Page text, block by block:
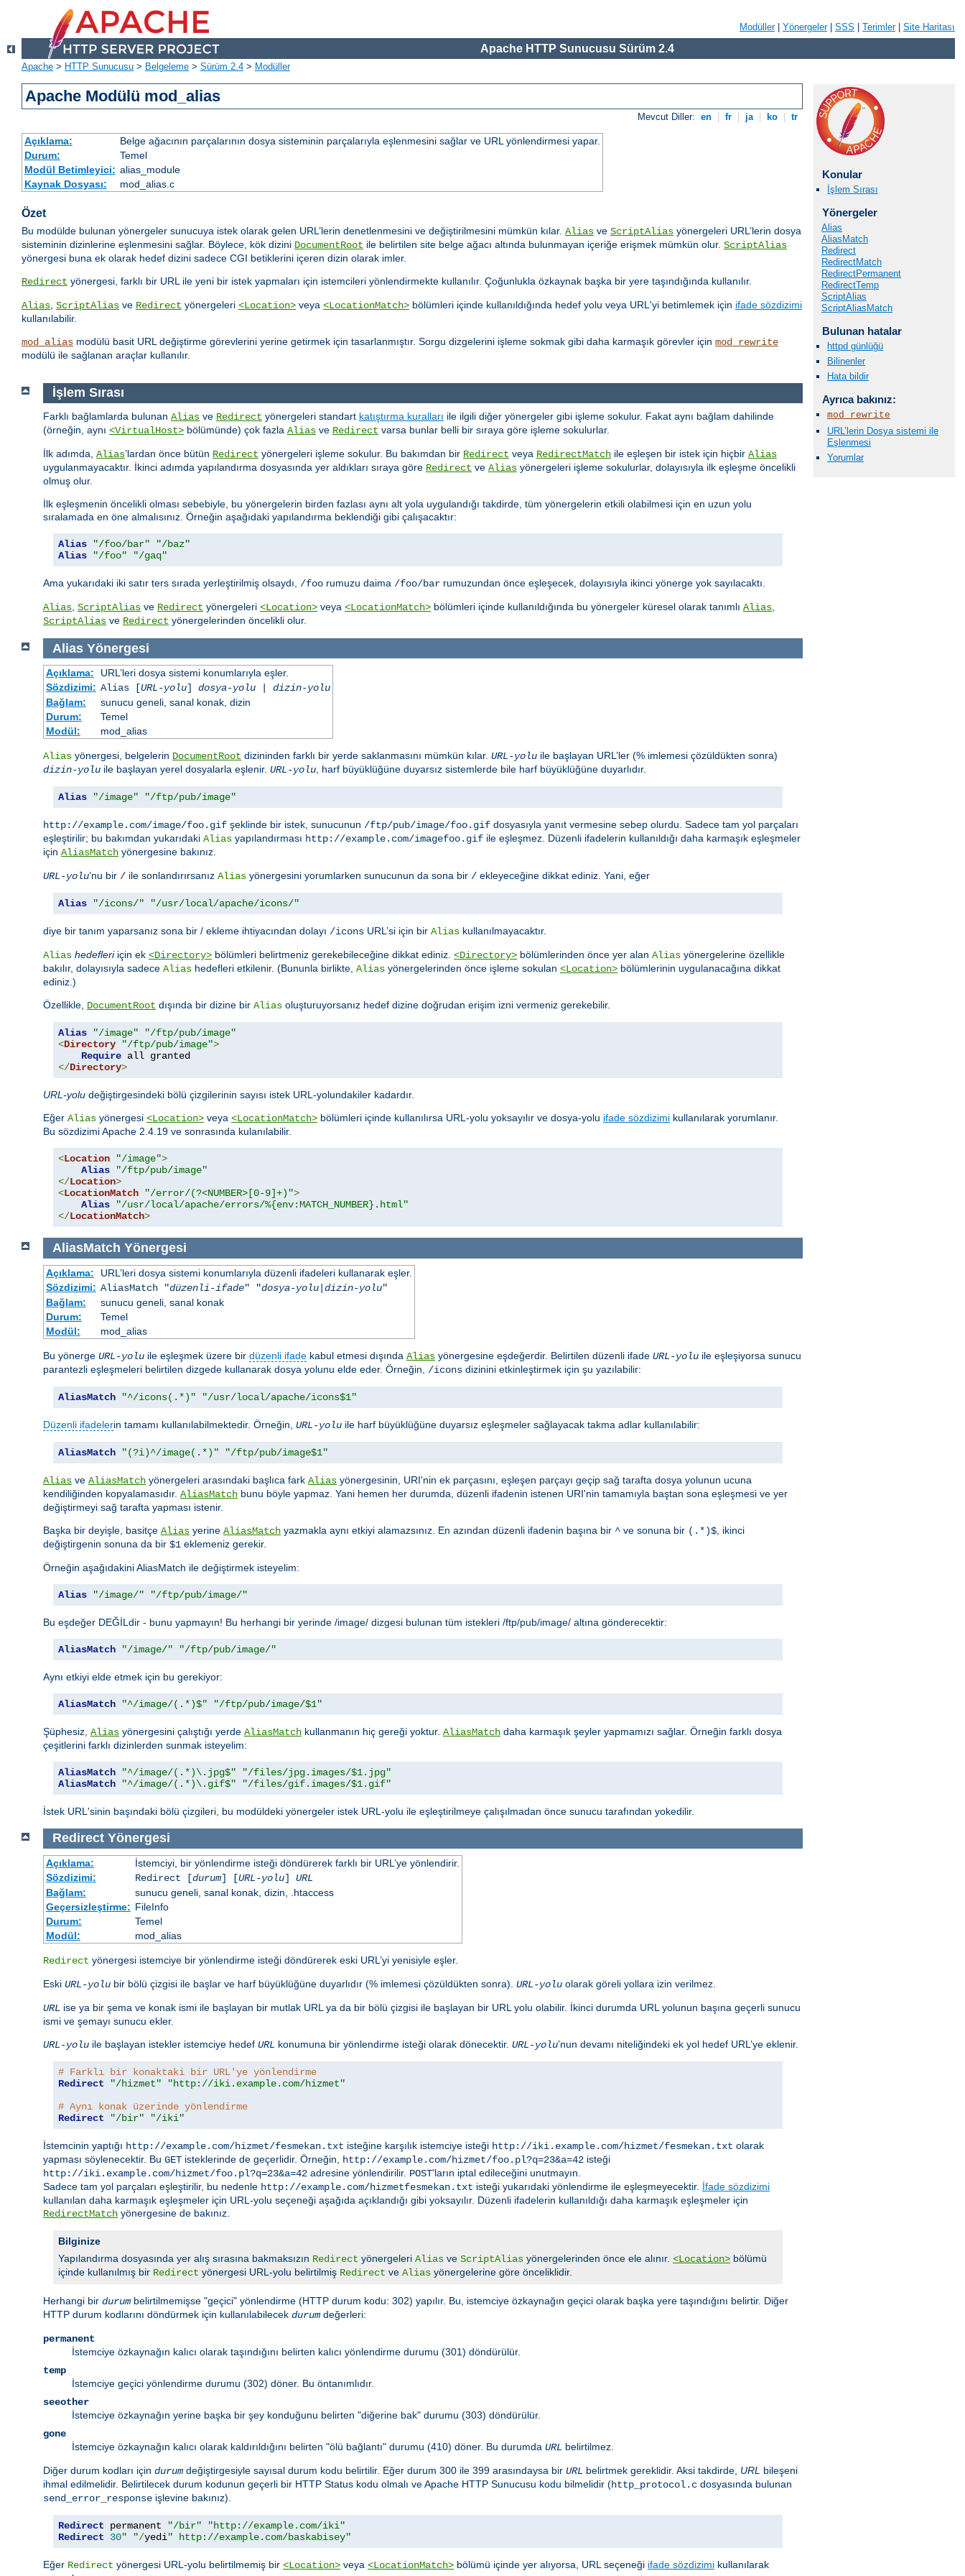
Modüller| Yönergeler| SSS Terimler| Site Haritası
Apache HTTP Sunucusu Sürüm 2.4
Apache > HTTP Sunucusu > Belgeleme > Sürüm 2.4 > Modüller
Apache Modülü mod_alias
Mevcut Diller: en fr ja ko tr
Açıklama:
Belge ağacının parçalarının dosya sisteminin parçalarıyla eşlenmesini sağlar ve URL yönlendirmesi yapar.
Durum:
Temel
Modül Betimleyici: alias_module
Kaynak Dosyası:
mod_alias.c
Özet
Bu modülde bulunan yönergeler sunucuya istek olarak gelen URL’lerin denetlenmesini ve değiştirilmesini mümkün kılar. Alias ve ScriptAlias yönergeleri URL’lerin dosya
sisteminin dizinlerine eşlenmesini sağlar. Böylece, kök dizini DocumentRoot ile belirtilen site belge ağacı altında bulunmayan içeriğe erişmek mümkün olur. ScriptAlias
yönergesi buna ek olarak hedef dizini sadece CGI betiklerini içeren dizin olarak imler.
Redirect yönergesi, farklı bir URL ile yeni bir istek yapmaları için istemcileri yönlendirmekte kullanılır. Çoğunlukla özkaynak başka bir yere taşındığında kullanılır.
Alias, ScriptAlias ve Redirect yönergeleri <Location> veya <LocationMatch> bölümleri içinde kullanıldığında hedef yolu veya URL'yi betimlemek için ifade sözdizimi
kullanılabilir.
mod_alias modülü basit URL değiştirme görevlerini yerine getirmek için tasarlanmıştır. Sorgu dizgelerini işleme sokmak gibi daha karmaşık görevler için mod_rewrite
modülü ile sağlanan araçlar kullanılır.
Konular
İşlem Sırası
Yönergeler
Alias
AliasMatch
Redirect
RedirectMatch
RedirectPermanent
RedirectTemp
ScriptAlias
ScriptAliasMatch
Bulunan hatalar
httpd günlüğü
Bilinenler
Hata bildir
Ayrıca bakınız:
mod_rewrite
URL’lerin Dosya sistemi ile
Eşlenmesi
Yorumlar
İşlem Sırası
Farklı bağlamlarda bulunan Alias ve Redirect yönergeleri standart katıştırma kuralları ile ilgili diğer yönergeler gibi işleme sokulur. Fakat aynı bağlam dahilinde
(örneğin, aynı <VirtualHost> bölümünde) çok fazla Alias ve Redirect varsa bunlar belli bir sıraya göre işleme sokulurlar.
İlk adımda, Alias’lardan önce bütün Redirect yönergeleri işleme sokulur. Bu bakımdan bir Redirect veya RedirectMatch ile eşleşen bir istek için hiçbir Alias
uygulanmayacaktır. İkinci adımda yapılandırma dosyasında yer aldıkları sıraya göre Redirect ve Alias yönergeleri işleme sokulurlar, dolayısıyla ilk eşleşme öncelikli
olmuş olur.
İlk eşleşmenin öncelikli olması sebebiyle, bu yönergelerin birden fazlası aynı alt yola uygulandığı takdirde, tüm yönergelerin etkili olabilmesi için en uzun yolu
sıralamada en öne almalısınız. Örneğin aşağıdaki yapılandırma beklendiği gibi çalışacaktır:
Alias "/foo/bar"
"/baz"
Alias
"/foo" "/gaq"
Ama yukarıdaki iki satır ters sırada yerleştirilmiş olsaydı, /foo rumuzu daima /foo/bar rumuzundan önce eşleşecek, dolayısıyla ikinci yönerge yok sayılacaktı.
Alias ScriptAlias ve Redirect yönergeleri <Location> veya <LocationMatch> bölümleri içinde kullanıldığında bu yönergeler küresel olarak tanımlı Alias
ScriptAlias ve Redirect yönergelerinden öncelikli olur.
Alias Yönergesi
Açıklama:
URL’leri dosya sistemi konumlarıyla eşler.
Sözdizimi: Alias [URL-yolu] dosya-yolu| dizin-yolu
Bağlam:
sunucu geneli, sanal konak, dizin
Durum:
Temel
Modül:
mod_alias
Alias yönergesi, belgelerin DocumentRoot dizininden farklı bir yerde saklanmasını mümkün kılar. URL-yolu ile başlayan URL’ler (% imlemesi çözüldükten sonra)
dizin-yolu ile başlayan yerel dosyalarla eşlenir. URL-yolu, harf büyüklüğüne duyarsız sistemlerde bile harf büyüklüğüne duyarlıdır.
Alias "/image" "/ftp/pub/image"
http://example.com/image/foo.gif şeklinde bir istek, sunucunun /ftp/pub/image/foo.gif dosyasıyla yanıt vermesine sebep olurdu. Sadece tam yol parçaları
eşleştirilir; bu bakımdan yukarıdaki Alias yapılandırması http://example.com/imagefoo.gif ile eşleşmez. Düzenli ifadelerin kullanıldığı daha karmaşık eşleşmeler
için AliasMatch yönergesine bakınız.
URL-yolu’nu bir / ile sonlandırırsanız Alias yönergesini yorumlarken sunucunun da sona bir / ekleyeceğine dikkat ediniz. Yani, eğer
Alias "/icons/" "/usr/local/apache/icons/"
diye bir tanım yaparsanız sona bir / ekleme ihtiyacından dolayı /icons URL’si için bir Alias kullanılmayacaktır.
Alias hedefleriiçin ek <Directory> bölümleri belirtmeniz gerekebileceğine dikkat ediniz. <Directory> bölümlerinden önce yer alan Alias yönergelerine özellikle
bakılır, dolayısıyla sadece Alias hedefleri etkilenir. (Bununla birlikte, Alias yönergelerinden önce işleme sokulan <Location> bölümlerinin uygulanacağına dikkat
ediniz.)
Özellikle, DocumentRoot dışında bir dizine bir Alias oluşturuyorsanız hedef dizine doğrudan erişim izni vermeniz gerekebilir.
Alias "/image"
"/ftp/pub/image"
<Directory "/ftp/pub/image">
Require
</Directory>
URL-yolu değiştirgesindeki bölü çizgilerinin sayısı istek URL-yolundakiler kadardır.
Eğer Alias yönergesi <Location> veya <LocationMatch> bölümleri içinde kullanılırsa URL-yolu yoksayılır ve dosya-yolu ifade sözdizimi kullanılarak yorumlanır.
Bu sözdizimi Apache 2.4.19 ve sonrasında kulanılabilir.
<Location "/image">
Alias
"/ftp/pub/image"
</Location>
<LocationMatch "/error/(?<NUMBER>[0-9]+)">
Alias
"/usr/local/apache/errors/%{env:MATCH_NUMBER}.html"
</LocationMatch>
AliasMatch Yönergesi
Açıklama:
URL’leri dosya sistemi konumlarıyla düzenli ifadeleri kullanarak eşler.
Sözdizimi: AliasMatch "düzenli-ifade" "dosya-yolu| dizin-yolu"
Bağlam:
sunucu geneli, sanal konak
Durum:
Temel
Modül:
mod_alias
Bu yönerge URL-yolu ile eşleşmek üzere bir düzenli ifade kabul etmesi dışında Alias yönergesine eşdeğerdir. Belirtilen düzenli ifade URL-yolu ile eşleşiyorsa sunucu
parantezli eşleşmeleri belirtilen dizgede kullanarak dosya yolunu elde eder. Örneğin, /icons dizinini etkinleştirmek için şu yazılabilir:
AliasMatch "^/icons(.*)" "/usr/local/apache/icons$1"
Düzenli ifadelerin tamamı kullanılabilmektedir. Örneğin, URL-yolu ile harf büyüklüğüne duyarsız eşleşmeler sağlayacak takma adlar kullanılabilir:
AliasMatch "(?i)^/image(.*)" "/ftp/pub/image$1"
Alias ve AliasMatch yönergeleri arasındaki başlıca fark Alias yönergesinin, URI'nin ek parçasını, eşleşen parçayı geçip sağ tarafta dosya yolunun ucuna
kendiliğinden kopyalamasıdır. AliasMatch bunu böyle yapmaz. Yani hemen her durumda, düzenli ifadenin istenen URI'nin tamamıyla baştan sona eşleşmesi ve yer
değiştirmeyi sağ tarafta yapması istenir.
Başka bir deyişle, basitçe Alias yerine AliasMatch yazmakla aynı etkiyi alamazsınız. En azından düzenli ifadenin başına bir ^ ve sonuna bir (.*)$ , ikinci
değiştirgenin sonuna da bir $1 eklemeniz gerekir.
Örneğin aşağıdakini AliasMatch ile değiştirmek isteyelim:
Alias "/image/" "/ftp/pub/image/"
Bu eşdeğer DEĞİLdir - bunu yapmayın! Bu herhangi bir yerinde /image/ dizgesi bulunan tüm istekleri /ftp/pub/image/ altına gönderecektir:
AliasMatch "/image/" "/ftp/pub/image/"
Aynı etkiyi elde etmek için bu gerekiyor:
AliasMatch "^/image/(.*)$" "/ftp/pub/image/$1"
Şüphesiz, Alias yönergesini çalıştığı yerde AliasMatch kullanmanın hiç gereği yoktur. AliasMatch daha karmaşık şeyler yapmamızı sağlar. Örneğin farklı dosya
çeşitlerini farklı dizinlerden sunmak isteyelim:
AliasMatch "^/image/(.*)\.jpg$"
"/files/jpg.images/$1.jpg"
AliasMatch
"^/image/(.*)\.gif$" "/files/gif.images/$1.gif"
İstek URL'sinin başındaki bölü çizgileri, bu modüldeki yönergeler istek URL-yolu ile eşleştirilmeye çalışılmadan önce sunucu tarafından yokedilir.
Redirect Yönergesi
Açıklama:
İstemciyi, bir yönlendirme isteği döndürerek farklı bir URL’ye yönlendirir.
Sözdizimi:
Redirect [durum] [URL-yolu] URL
Bağlam:
sunucu geneli, sanal konak, dizin, .htaccess
Geçersizleştirme: FileInfo
Durum:
Temel
Modül:
mod_alias
Redirect yönergesi istemciye bir yönlendirme isteği döndürerek eski URL’yi yenisiyle eşler.
Eski URL-yolu bir bölü çizgisi ile başlar ve harf büyüklüğüne duyarlıdır (% imlemesi çözüldükten sonra). URL-yolu olarak göreli yollara izin verilmez.
URL ise ya bir şema ve konak ismi ile başlayan bir mutlak URL ya da bir bölü çizgisi ile başlayan bir URL yolu olabilir. İkinci durumda URL yolunun başına geçerli sunucu
ismi ve şemayı sunucu ekler.
URL-yolu ile başlayan istekler istemciye hedef URL konumuna bir yönlendirme isteği olarak dönecektir. URL-yolu’nun devamı niteliğindeki ek yol hedef URL’ye eklenir.
# Farklı bir konaktaki bir URL'ye yönlendirme
Redirect
"/hizmet"
"http://iki.example.com/hizmet"
# Aynı konak üzerinde yönlendirme
Redirect
"/bir" "/iki"
İstemcinin yaptığı http://example.com/hizmet/fesmekan.txt isteğine karşılık istemciye isteği http://iki.example.com/hizmet/fesmekan.txt olarak
yapması söylenecektir. Bu GET isteklerinde de geçerlidir. Örneğin, http://example.com/hizmet/foo.pl?q=23&a=42 isteği
http://iki.example.com/hizmet/foo.pl?q=23&a=42 adresine yönlendirilir. POST'ların iptal edileceğini unutmayın.
Sadece tam yol parçaları eşleştirilir, bu nedenle http://example.com/hizmetfesmekan.txt isteği yukarıdaki yönlendirme ile eşleşmeyecektir. İfade sözdizimi
kullanılan daha karmaşık eşleşmeler için URL-yolu seçeneği aşağıda açıklandığı gibi yoksayılır. Düzenli ifadelerin kullanıldığı daha karmaşık eşleşmeler için
RedirectMatch yönergesine de bakınız.
Bilginize
Yapılandırma dosyasında yer alış sırasına bakmaksızın Redirect yönergeleri Alias ve ScriptAlias yönergelerinden önce ele alınır. <Location> bölümü
içinde kullanılmış bir Redirect yönergesi URL-yolu belirtilmiş Redirect ve Alias yönergelerine göre önceliklidir.
Herhangi bir durum belirtilmemişse "geçici" yönlendirme (HTTP durum kodu: 302) yapılır. Bu, istemciye özkaynağın geçici olarak başka yere taşındığını belirtir. Diğer
HTTP durum kodlarını döndürmek için kullanılabilecek durum değerleri:
permanent
İstemciye özkaynağın kalıcı olarak taşındığını belirten kalıcı yönlendirme durumu (301) döndürülür.
temp
İstemciye geçici yönlendirme durumu (302) döner. Bu öntanımlıdır.
seeother
İstemciye özkaynağın yerine başka bir şey konduğunu belirten "diğerine bak" durumu (303) döndürülür.
gone
İstemciye özkaynağın kalıcı olarak kaldırıldığını belirten "ölü bağlantı" durumu (410) döner. Bu durumda URL belirtilmez.
Diğer durum kodları için durum değiştirgesiyle sayısal durum kodu belirtilir. Eğer durum 300 ile 399 arasındaysa bir URL belirtmek gereklidir. Aksi takdirde, URL bileşeni
ihmal edilmelidir. Belirtilecek durum kodunun geçerli bir HTTP Status kodu olmalı ve Apache HTTP Sunucusu kodu bilmelidir (http_protocol.c dosyasında bulunan
send_error_response işlevine bakınız).
Redirect permanent "/bir"
"http://example.com/iki"
Redirect
30" "/yedi" http://example.com/baskabisey"
Eğer Redirect yönergesi URL-yolu belirtilmemiş bir <Location> veya <LocationMatch> bölümü içinde yer alıyorsa, URL seçeneği ifade sözdizimi kullanılarak